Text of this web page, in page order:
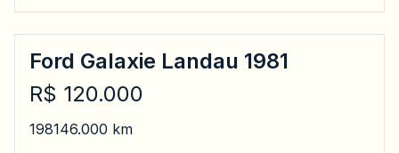
Ford Galaxie Landau 1981
R$ 120.000
198146.000 km